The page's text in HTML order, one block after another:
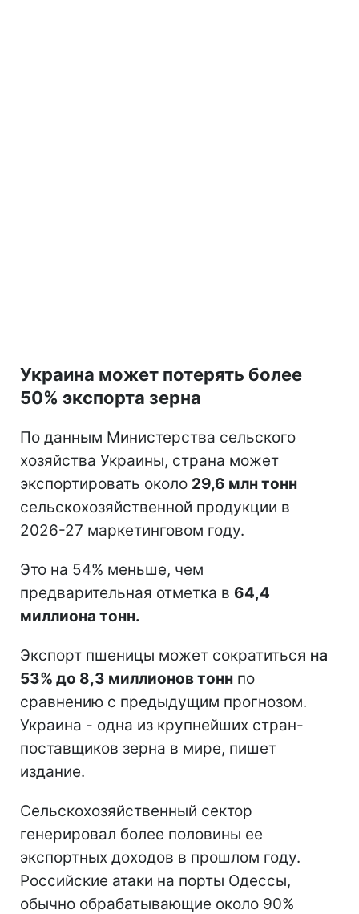
Украина может потерять более
50% экспорта зерна
По данным Министерства сельского
хозяйства Украины, страна может
экспортировать около 29,6 млн тонн
сельскохозяйственной продукции в
2026-27 маркетинговом году.
Это на 54% меньше, чем
предварительная отметка в 64,4
миллиона тонн.
Экспорт пшеницы может сократиться на
53% до 8,3 миллионов тонн по
сравнению с предыдущим прогнозом.
Украина - одна из крупнейших стран-
поставщиков зерна в мире, пишет
издание.
Сельскохозяйственный сектор
генерировал более половины ее
экспортных доходов в прошлом году.
Российские атаки на порты Одессы,
обычно обрабатывающие около 90%